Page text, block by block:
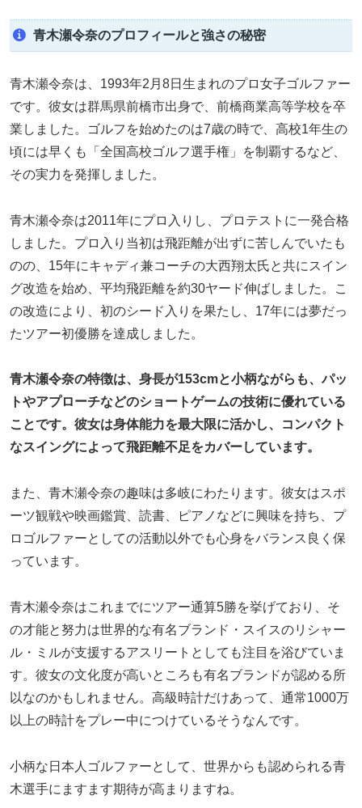
青木瀬令奈のプロフィールと強さの秘密
青木瀬令奈は、1993年2月8日生まれのプロ女子ゴルファー
です。彼女は群馬県前橋市出身で、前橋商業高等学校を卒
業しました。ゴルフを始めたのは7歳の時で、高校1年生の
頃には早くも「全国高校ゴルフ選手権」を制覇するなど、
その実力を発揮しました。
青木瀬令奈は2011年にプロ入りし、プロテストに一発合格
しました。プロ入り当初は飛距離が出ずに苦しんでいたも
のの、15年にキャディ兼コーチの大西翔太氏と共にスイン
グ改造を始め、平均飛距離を約30ヤード伸ばしました。こ
の改造により、初のシード入りを果たし、17年には夢だっ
たツアー初優勝を達成しました。
青木瀬令奈の特徴は、身長が153cmと小柄ながらも、パッ
トやアプローチなどのショートゲームの技術に優れている
ことです。彼女は身体能力を最大限に活かし、コンパクト
なスイングによって飛距離不足をカバーしています。
また、青木瀬令奈の趣味は多岐にわたります。彼女はスポ
ーツ観戦や映画鑑賞、読書、ピアノなどに興味を持ち、プ
ロゴルファーとしての活動以外でも心身をバランス良く保
っています。
青木瀬令奈はこれまでにツアー通算5勝を挙げており、そ
の才能と努力は世界的な有名ブランド・スイスのリシャー
ル・ミルが支援するアスリートとしても注目を浴びていま
す。彼女の文化度が高いところも有名ブランドが認める所
以なのかもしれません。高級時計だけあって、通常1000万
以上の時計をプレー中につけているそうなんです。
小柄な日本人ゴルファーとして、世界からも認められる青
木選手にますます期待が高まりますね。